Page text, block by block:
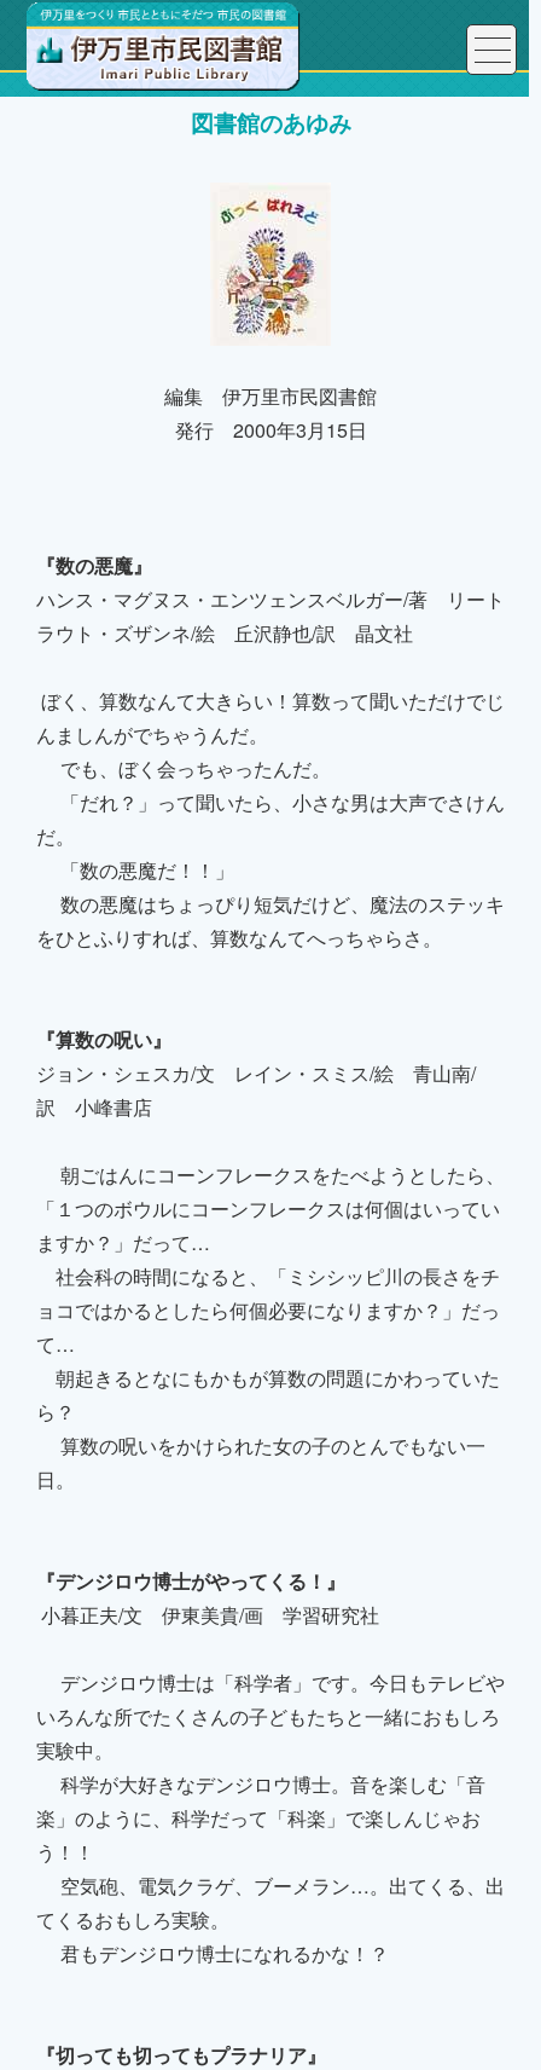
図書館のあゆみ
編集 伊万里市民図書館
発行 2000年3月15日
『数の悪魔』
ハンス・マグヌス・エンツェンスベルガー/著 リート
ラウト・ズザンネ/絵 丘沢静也/訳 晶文社
ぼく、算数なんて大きらい！算数って聞いただけでじ
んましんがでちゃうんだ。
でも、ぼく会っちゃったんだ。
「だれ？」って聞いたら、小さな男は大声でさけん
だ。
「数の悪魔だ！！」
数の悪魔はちょっぴり短気だけど、魔法のステッキ
をひとふりすれば、算数なんてへっちゃらさ。
『算数の呪い』
ジョン・シェスカ/文 レイン・スミス/絵 青山南/
訳 小峰書店
朝ごはんにコーンフレークスをたべようとしたら、
「１つのボウルにコーンフレークスは何個はいってい
ますか？」だって…
社会科の時間になると、「ミシシッピ川の長さをチ
ョコではかるとしたら何個必要になりますか？」だっ
て…
朝起きるとなにもかもが算数の問題にかわっていた
ら？
算数の呪いをかけられた女の子のとんでもない一
日。
『デンジロウ博士がやってくる！』
小暮正夫/文 伊東美貴/画 学習研究社
デンジロウ博士は「科学者」です。今日もテレビや
いろんな所でたくさんの子どもたちと一緒におもしろ
実験中。
科学が大好きなデンジロウ博士。音を楽しむ「音
楽」のように、科学だって「科楽」で楽しんじゃお
う！！
空気砲、電気クラゲ、ブーメラン…。出てくる、出
てくるおもしろ実験。
君もデンジロウ博士になれるかな！？
『切っても切ってもプラナリア』